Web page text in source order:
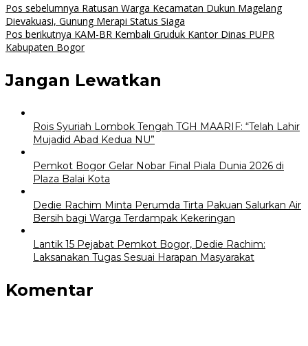
Navigasi
pos
Pos sebelumnya Ratusan Warga Kecamatan Dukun Magelang
Dievakuasi, Gunung Merapi Status Siaga
Pos berikutnya KAM-BR Kembali Gruduk Kantor Dinas PUPR
Kabupaten Bogor
Jangan Lewatkan
Rois Syuriah Lombok Tengah TGH MAARIF: “Telah Lahir
Mujadid Abad Kedua NU”
Pemkot Bogor Gelar Nobar Final Piala Dunia 2026 di
Plaza Balai Kota
Dedie Rachim Minta Perumda Tirta Pakuan Salurkan Air
Bersih bagi Warga Terdampak Kekeringan
Lantik 15 Pejabat Pemkot Bogor, Dedie Rachim:
Laksanakan Tugas Sesuai Harapan Masyarakat
Komentar